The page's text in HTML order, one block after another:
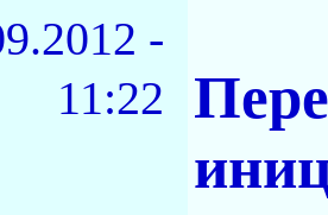
-
11:22